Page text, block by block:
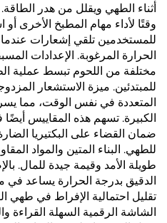
أثناء الطهي ويقلل من هدر
وقتًا لأداء مهام المطبخ الأخرى
للمستخدمين تلقي إشعارات
الحرارة المرغوبة. الإعدادات
مختلفة من اللحوم تبسط عملية
للمبتدئين. ميزة الاستشعار
المتعددة في نفس الوقت، مما
الكبيرة. تسهم هذه المقاييس
ضمان القضاء على البكتيريا
للطهي. البناء المتين والمواد
طويلة الأمد وقيمة جيدة للمال.
الدقيق بدرجة الحرارة يساعد
تقليل احتمالية الإفراط في طهي
الشاشة الرقمية السهلة